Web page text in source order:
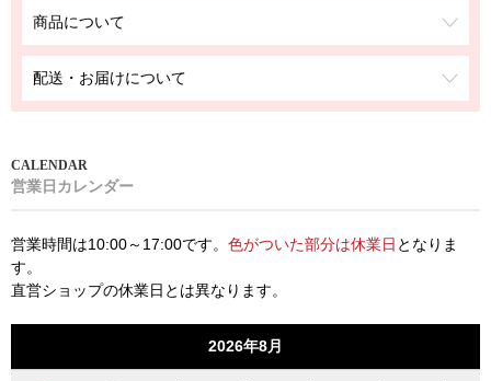
商品について
配送・お届けについて
営業日カレンダー
営業時間は10:00～17:00です。 色がついた部分は休業日 となりま
す。
直営ショップの休業日とは異なります。
2026年8月